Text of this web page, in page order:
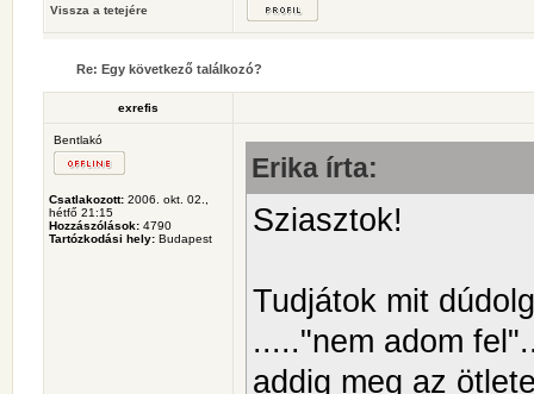
Vissza a tetejére
Re: Egy következő találkozó?
exrefis
Bentlakó
Csatlakozott: 2006. okt. 02.,
hétfő 21:15
Hozzászólások: 4790
Tartózkodási hely: Budapest
Erika írta:
Sziasztok!
Tudjátok mit
....."nem adom
addig meg az